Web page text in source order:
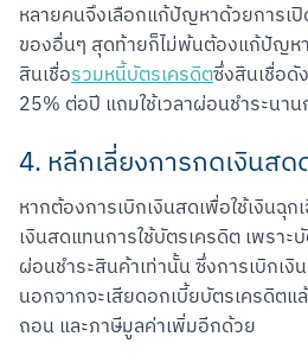
หลายคนจึงเลือกแก้ปัญหาด้วยการเ
ของอื่นๆ สุดท้ายก็ไม่พ้นต้องแก้ปัญห
สินเชื่อรวมหนี้บัตรเครดิตซึ่งสินเชื่อดั
25% ต่อปี แถมใช้เวลาผ่อนชำระนา
4. หลีกเลี่ยงการกดเงินส
หากต้องการเบิกเงินสดเพื่อใช้เงินฉุ
เงินสดแทนการใช้บัตรเครดิต เพรา
ผ่อนชำระสินค้าเท่านั้น ซึ่งการเบิกเ
นอกจากจะเสียดอกเบี้ยบัตรเครดิตแ
ถอน และภาษีมูลค่าเพิ่มอีกด้วย